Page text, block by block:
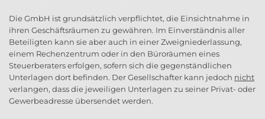
Die GmbH ist grundsätzlich verpflichtet, die Einsichtnahme in
ihren Geschäftsräumen zu gewähren. Im Einverständnis aller
Beteiligten kann sie aber auch in einer Zweigniederlassung,
einem Rechenzentrum oder in den Büroräumen eines
Steuerberaters erfolgen, sofern sich die gegenständlichen
Unterlagen dort befinden. Der Gesellschafter kann jedoch nicht
verlangen, dass die jeweiligen Unterlagen zu seiner Privat- oder
Gewerbeadresse übersendet werden.